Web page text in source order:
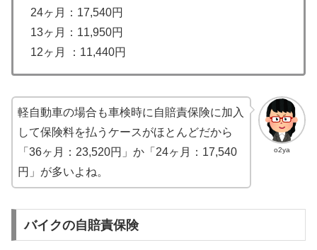
24ヶ月：17,540円
13ヶ月：11,950円
12ヶ月 ：11,440円
o2ya
軽自動車の場合も車検時に自賠責保険に加入
して保険料を払うケースがほとんどだから
「36ヶ月：23,520円」か「24ヶ月：17,540
円」が多いよね。
バイクの自賠責保険